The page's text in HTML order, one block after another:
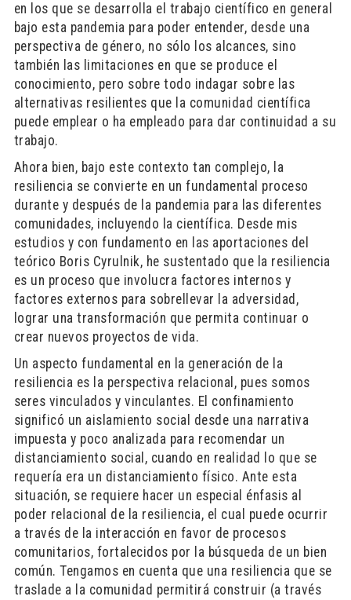
en los que se desarrolla el trabajo científico en general
bajo esta pandemia para poder entender, desde una
perspectiva de género, no sólo los alcances, sino
también las limitaciones en que se produce el
conocimiento, pero sobre todo indagar sobre las
alternativas resilientes que la comunidad científica
puede emplear o ha empleado para dar continuidad a su
trabajo.
Ahora bien, bajo este contexto tan complejo, la
resiliencia se convierte en un fundamental proceso
durante y después de la pandemia para las diferentes
comunidades, incluyendo la científica. Desde mis
estudios y con fundamento en las aportaciones del
teórico Boris Cyrulnik, he sustentado que la resiliencia
es un proceso que involucra factores internos y
factores externos para sobrellevar la adversidad,
lograr una transformación que permita continuar o
crear nuevos proyectos de vida.
Un aspecto fundamental en la generación de la
resiliencia es la perspectiva relacional, pues somos
seres vinculados y vinculantes. El confinamiento
significó un aislamiento social desde una narrativa
impuesta y poco analizada para recomendar un
distanciamiento social, cuando en realidad lo que se
requería era un distanciamiento físico. Ante esta
situación, se requiere hacer un especial énfasis al
poder relacional de la resiliencia, el cual puede ocurrir
a través de la interacción en favor de procesos
comunitarios, fortalecidos por la búsqueda de un bien
común. Tengamos en cuenta que una resiliencia que se
traslade a la comunidad permitirá construir (a través